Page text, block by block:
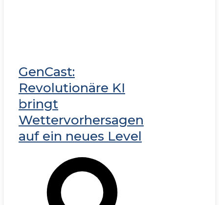
GenCast:
Revolutionäre KI
bringt
Wettervorhersagen
auf ein neues Level